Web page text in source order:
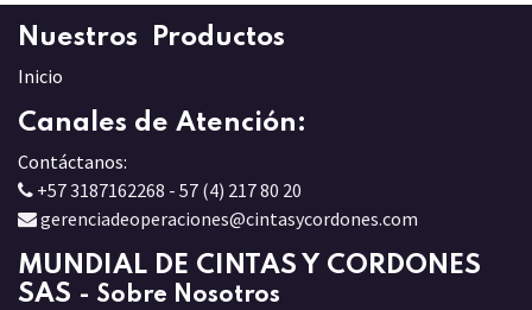
Nuestros Productos
Inicio
Canales de Atención:
Contáctanos:
+57 3187162268 - 57 (4) 217 80 20
gerenciadeoperaciones@cintasycordones.com
MUNDIAL DE CINTAS Y CORDONES
SAS - Sobre Nosotros